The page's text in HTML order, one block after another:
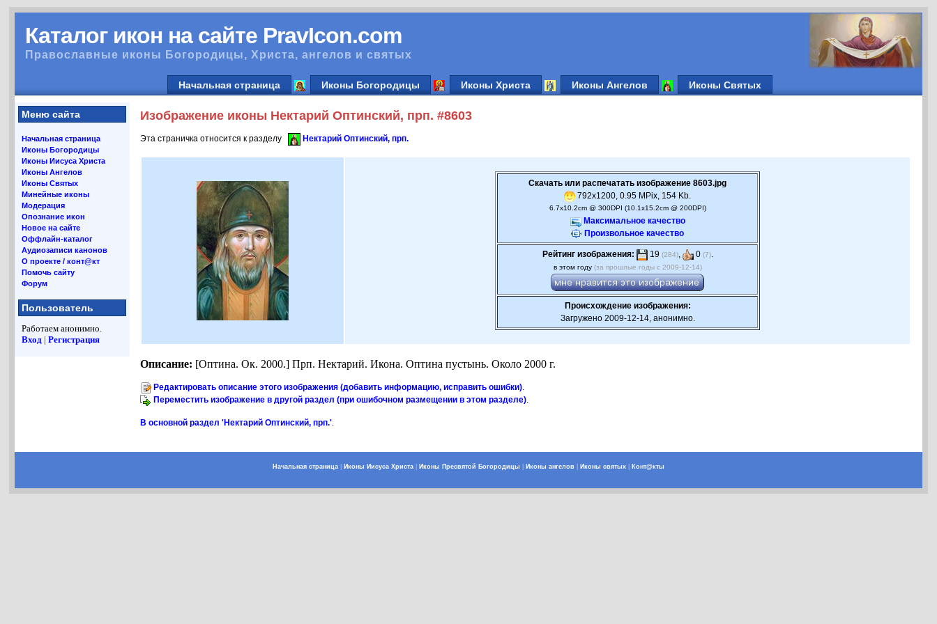
Каталог икон на сайте PravIcon.com
Православные иконы Богородицы, Христа, ангелов и святых
Начальная страница Иконы Богородицы Иконы Христа Иконы Ангелов Иконы Святых
Меню сайта
Начальная страница
Иконы Богородицы
Иконы Иисуса Христа
Иконы Ангелов
Иконы Святых
Минейные иконы
Модерация
Опознание икон
Новое на сайте
Оффлайн-каталог
Аудиозаписи канонов
О проекте / конт@кт
Помочь сайту
Форум
Пользователь
Работаем анонимно.
Вход |Регистрация
Изображение иконы Нектарий Оптинский, прп. #8603
Эта страничка относится к разделу Нектарий Оптинский, прп.
Скачать или распечатать изображение 8603.jpg
792x1200, 0.95 MPix, 154 Kb.
6.7x10.2cm @ 300DPI (10.1x15.2cm @ 200DPI)
Максимальное качество
Произвольное качество
Рейтинг изображения: 19 (284), 0 (7).
в этом году (за прошлые годы с 2009-12-14)
Происхождение изображения:
Загружено 2009-12-14, анонимно.
Описание: [Оптина. Ок. 2000.] Прп. Нектарий. Икона. Оптина пустынь. Около 2000 г.
Редактировать описание этого изображения (добавить информацию, исправить ошибки).
Переместить изображение в другой раздел (при ошибочном размещении в этом разделе).
В основной раздел 'Нектарий Оптинский, прп.'.
Начальная страница Иконы Иисуса Христа Иконы Пресвятой Богородицы Иконы ангелов Иконы святых Конт@кты